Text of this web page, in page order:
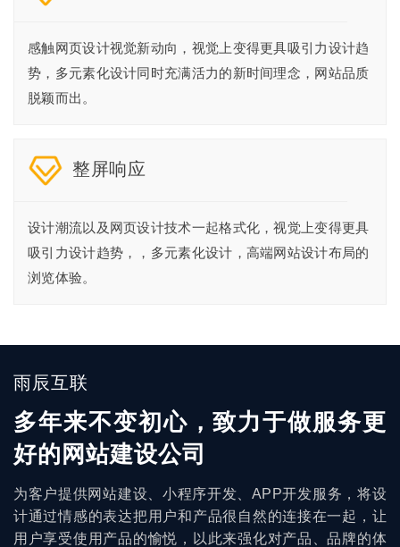
感触网页设计视觉新动向，视觉上变得更具吸引力设计趋
势，多元素化设计同时充满活力的新时间理念，网站品质
脱颖而出。
整屏响应
设计潮流以及网页设计技术一起格式化，视觉上变得更具
吸引力设计趋势，，多元素化设计，高端网站设计布局的
浏览体验。
雨辰互联
多年来不变初心，致力于做服务更
好的网站建设公司
为客户提供网站建设、小程序开发、APP开发服务，将设
计通过情感的表达把用户和产品很自然的连接在一起，让
用户享受使用产品的愉悦，以此来强化对产品、品牌的体